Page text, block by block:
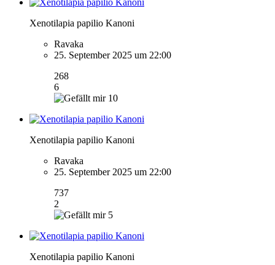
Xenotilapia papilio Kanoni
Ravaka
25. September 2025 um 22:00
268
6
10
Xenotilapia papilio Kanoni
Ravaka
25. September 2025 um 22:00
737
2
5
Xenotilapia papilio Kanoni